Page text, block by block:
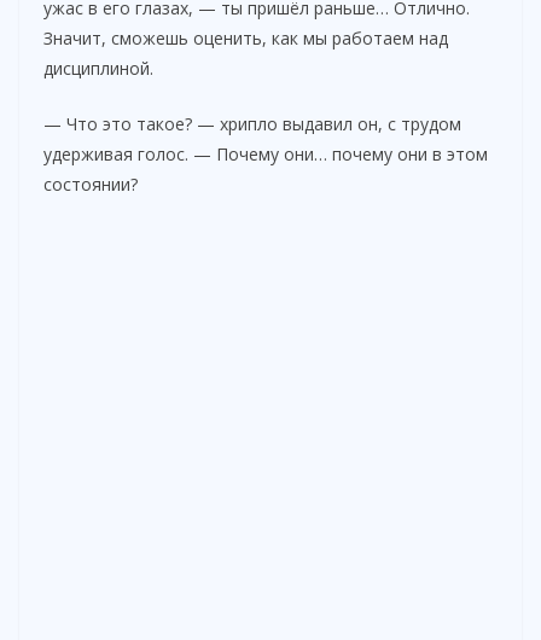
ужас в его глазах, — ты пришёл раньше… Отлично.
Значит, сможешь оценить, как мы работаем над
дисциплиной.
— Что это такое? — хрипло выдавил он, с трудом
удерживая голос. — Почему они… почему они в этом
состоянии?